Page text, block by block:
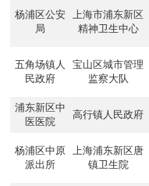
杨浦区公安
局
上海市浦东新区
精神卫生中心
五角场镇人
民政府
宝山区城市管理
监察大队
浦东新区中
医医院
高行镇人民政府
杨浦区中原
派出所
上海浦东新区唐
镇卫生院